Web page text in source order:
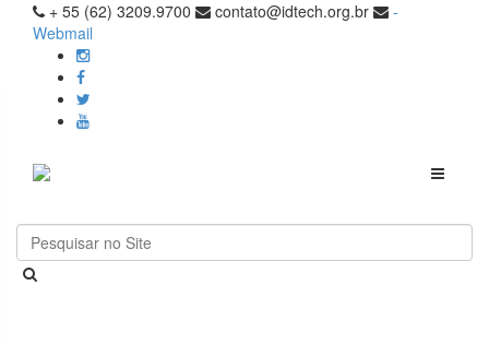
+ 55 (62) 3209.9700 contato@idtech.org.br
-
Webmail
Toggle